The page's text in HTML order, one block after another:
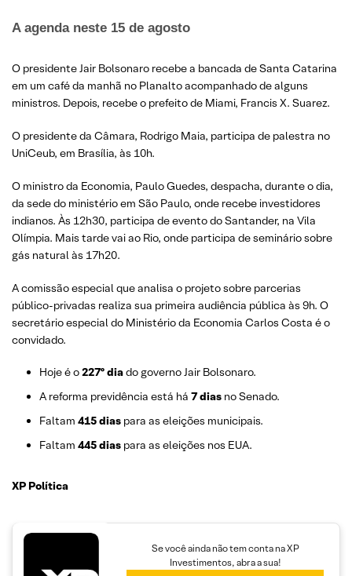
A agenda neste 15 de agosto
O presidente Jair Bolsonaro recebe a bancada de Santa Catarina
em um café da manhã no Planalto acompanhado de alguns
ministros. Depois, recebe o prefeito de Miami, Francis X. Suarez.
O presidente da Câmara, Rodrigo Maia, participa de palestra no
UniCeub, em Brasília, às 10h.
O ministro da Economia, Paulo Guedes, despacha, durante o dia,
da sede do ministério em São Paulo, onde recebe investidores
indianos. Às 12h30, participa de evento do Santander, na Vila
Olímpia. Mais tarde vai ao Rio, onde participa de seminário sobre
gás natural às 17h20.
A comissão especial que analisa o projeto sobre parcerias
público-privadas realiza sua primeira audiência pública às 9h. O
secretário especial do Ministério da Economia Carlos Costa é o
convidado.
Hoje é o227º diado governo Jair Bolsonaro.
A reforma previdência está há 7 dias no Senado.
Faltam 415 dias para as eleições municipais.
Faltam 445 dias para as eleições nos EUA.
XP Política
Se você ainda não tem conta na XP
Investimentos, abra a sua!